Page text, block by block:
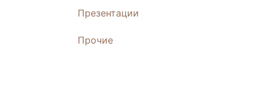
Презентации
Прочие